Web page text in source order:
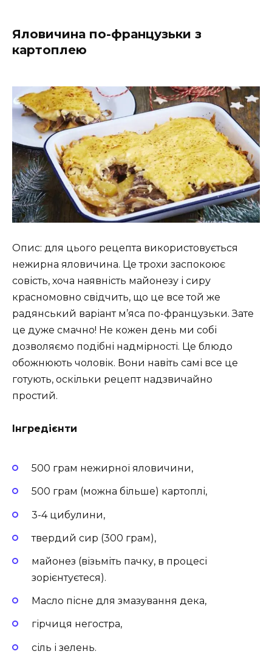
Яловичина по-французьки з
картоплею
Опис: для цього рецепта використовується
нежирна яловичина. Це трохи заспокоює
совість, хоча наявність майонезу і сиру
красномовно свідчить, що це все той же
радянський варіант м’яса по-французьки. Зате
це дуже смачно! Не кожен день ми собі
дозволяємо подібні надмірності. Це блюдо
обожнюють чоловік. Вони навіть самі все це
готують, оскільки рецепт надзвичайно
простий.
Інгредієнти
500 грам нежирної яловичини,
500 грам (можна більше) картоплі,
3-4 цибулини,
твердий сир (300 грам),
майонез (візьміть пачку, в процесі
зорієнтуєтеся).
Масло пісне для змазування дека,
гірчиця негостра,
сіль і зелень.